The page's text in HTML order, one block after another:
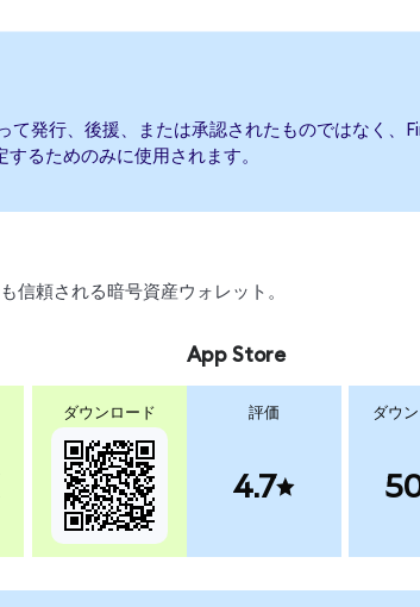
発行、後援、または承認されたものではなく
るためのみに使用されます。
信頼される暗号資産ウォレット。
ダウンロード
App Store
評価
4.7
ダウ